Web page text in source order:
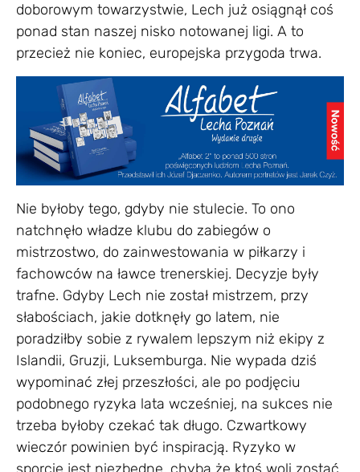
doborowym towarzystwie, Lech już osiągnął coś
ponad stan naszej nisko notowanej ligi. A to
przecież nie koniec, europejska przygoda trwa.
Nie byłoby tego, gdyby nie stulecie. To ono
natchnęło władze klubu do zabiegów o
mistrzostwo, do zainwestowania w piłkarzy i
fachowców na ławce trenerskiej. Decyzje były
trafne. Gdyby Lech nie został mistrzem, przy
słabościach, jakie dotknęły go latem, nie
poradziłby sobie z rywalem lepszym niż ekipy z
Islandii, Gruzji, Luksemburga. Nie wypada dziś
wypominać złej przeszłości, ale po podjęciu
podobnego ryzyka lata wcześniej, na sukces nie
trzeba byłoby czekać tak długo. Czwartkowy
wieczór powinien być inspiracją. Ryzyko w
sporcie jest niezbędne, chyba że ktoś woli zostać